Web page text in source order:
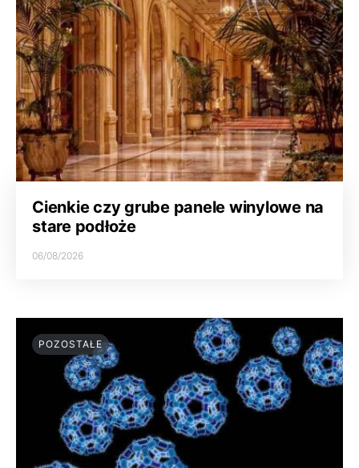
Cienkie czy grube panele winylowe na
stare podłoże
06/08/2026
POZOSTAŁE